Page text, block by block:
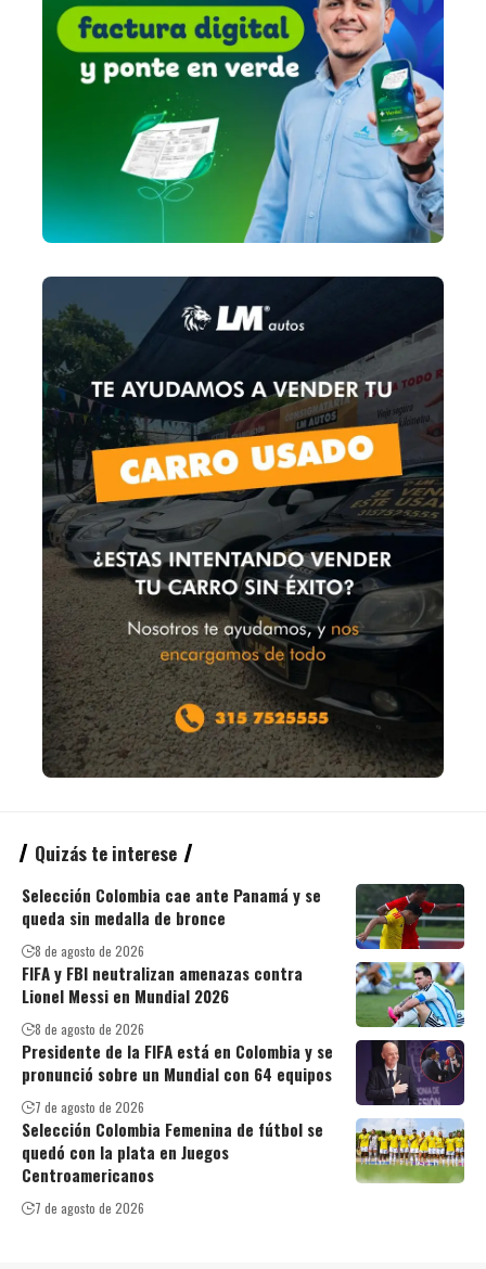
Quizás te interese
Selección Colombia cae ante Panamá y se
queda sin medalla de bronce
8 de agosto de 2026
FIFA y FBI neutralizan amenazas contra
Lionel Messi en Mundial 2026
8 de agosto de 2026
Presidente de la FIFA está en Colombia y se
pronunció sobre un Mundial con 64 equipos
7 de agosto de 2026
Selección Colombia Femenina de fútbol se
quedó con la plata en Juegos
Centroamericanos
7 de agosto de 2026